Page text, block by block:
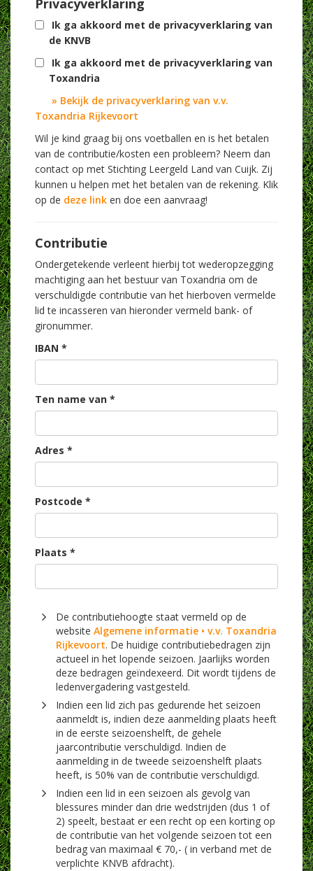
Privacyverklaring
Ik ga akkoord met de privacyverklaring van
de KNVB
Ik ga akkoord met de privacyverklaring van
Toxandria
» Bekijk de privacyverklaring van v.v.
Toxandria Rijkevoort
Wil je kind graag bij ons voetballen en is het betalen
van de contributie/kosten een probleem? Neem dan
contact op met Stichting Leergeld Land van Cuijk. Zij
kunnen u helpen met het betalen van de rekening. Klik
op de deze link en doe een aanvraag!
Contributie
Ondergetekende verleent hierbij tot wederopzegging
machtiging aan het bestuur van Toxandria om de
verschuldigde contributie van het hierboven vermelde
lid te incasseren van hieronder vermeld bank- of
gironummer.
IBAN *
Ten name van *
Adres *
Postcode *
Plaats *
De contributiehoogte staat vermeld op de
website Algemene informatie • v.v. Toxandria
Rijkevoort. De huidige contributiebedragen zijn
actueel in het lopende seizoen. Jaarlijks worden
deze bedragen geïndexeerd. Dit wordt tijdens de
ledenvergadering vastgesteld.
Indien een lid zich pas gedurende het seizoen
aanmeldt is, indien deze aanmelding plaats heeft
in de eerste seizoenshelft, de gehele
jaarcontributie verschuldigd. Indien de
aanmelding in de tweede seizoenshelft plaats
heeft, is 50% van de contributie verschuldigd.
Indien een lid in een seizoen als gevolg van
blessures minder dan drie wedstrijden (dus 1 of
2) speelt, bestaat er een recht op een korting op
de contributie van het volgende seizoen tot een
bedrag van maximaal € 70,- ( in verband met de
verplichte KNVB afdracht).